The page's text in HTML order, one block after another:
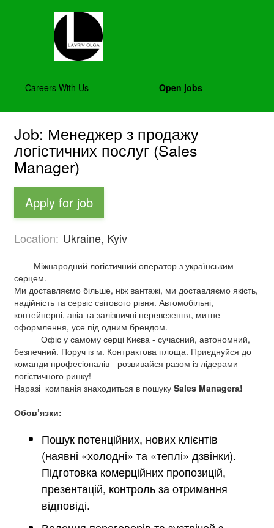
Careers With Us Open jobs
Job: Менеджер з продажу
логістичних послуг (Sales
Manager)
Apply for job
Location: Ukraine, Kyiv
Міжнародний логістичний оператор з українським
серцем.
Ми доставляємо більше, ніж вантажі, ми доставляємо якість,
надійність та сервіс світового рівня. Автомобільні,
контейнерні, авіа та залізничні перевезення, митне
оформлення, усе під одним брендом.
Офіс у самому серці Києва - сучасний, автономний,
безпечний. Поруч із м. Контрактова площа. Приєднуйся до
команди професіоналів - розвивайся разом із лідерами
логістичного ринку!
Наразі компанія знаходиться в пошукуSales Managerа!
Обов’язки:
Пошук потенційних, нових клієнтів
(наявні «холодні» та «теплі» дзвінки).
Підготовка комерційних пропозицій,
презентацій, контроль за отримання
відповіді.